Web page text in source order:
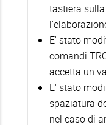
tastiera
E' stato
comandi
accetta un
E' stato
spaziatura
nel caso di